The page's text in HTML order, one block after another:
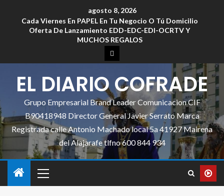
agosto 8, 2026
Cada Viernes En PAPEL En Tu Negocio O Tú Domicilio
Oferta De Lanzamiento EDD-EDC-EDI-OCRTV Y
MUCHOS REGALOS
EL DIARIO COFRADE
Grupo Empresarial Brand Leader Comunicacion CIF
B90418948 Director General Javier Serrato Marca
Registrada calle Antonio Machado local 5a 41927 Mairena
del Alajarafe tlfno 600 844 934